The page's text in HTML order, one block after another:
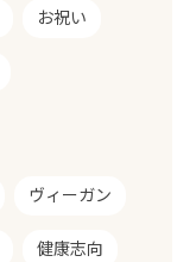
お祝い
ヴィーガン
健康志向